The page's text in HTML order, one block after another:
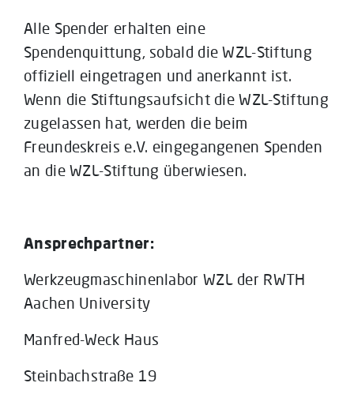
Alle Spender erhalten eine
Spendenquittung, sobald die WZL-Stiftung
offiziell eingetragen und anerkannt ist.
Wenn die Stiftungsaufsicht die WZL-Stiftung
zugelassen hat, werden die beim
Freundeskreis e.V. eingegangenen Spenden
an die WZL-Stiftung überwiesen.
Ansprechpartner:
Werkzeugmaschinenlabor WZL der RWTH
Aachen University
Manfred-Weck Haus
Steinbachstraße 19